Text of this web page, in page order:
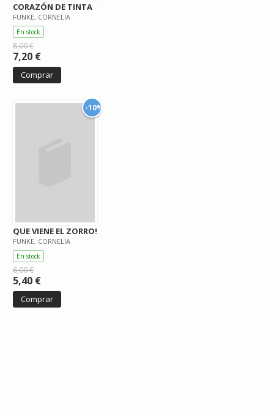
CORAZÓN DE TINTA
FUNKE, CORNELIA
En stock
8,00 €
7,20 €
Comprar
-10%
QUE VIENE EL ZORRO!
FUNKE, CORNELIA
En stock
6,00 €
5,40 €
Comprar